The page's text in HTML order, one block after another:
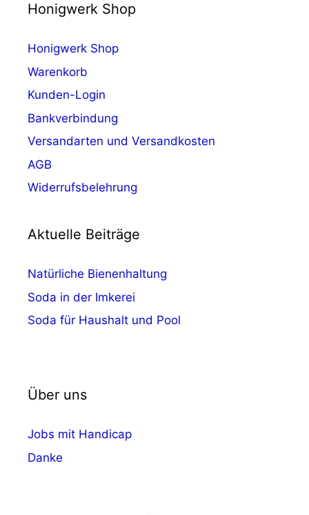
Honigwerk Shop
Honigwerk Shop
Warenkorb
Kunden-Login
Bankverbindung
Versandarten und Versandkosten
AGB
Widerrufsbelehrung
Aktuelle Beiträge
Natürliche Bienenhaltung
Soda in der Imkerei
Soda für Haushalt und Pool
Über uns
Jobs mit Handicap
Danke